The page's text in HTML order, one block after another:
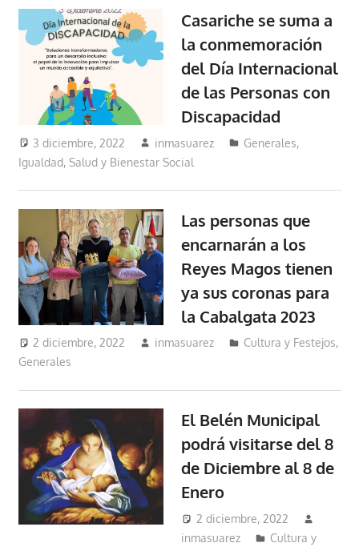
Casariche se suma a
la conmemoración
del Día Internacional
de las Personas con
Discapacidad
3 diciembre, 2022 inmasuarez Generales,
Igualdad, Salud y Bienestar Social
Las personas que
encarnarán a los
Reyes Magos tienen
ya sus coronas para
la Cabalgata 2023
2 diciembre, 2022 inmasuarez Cultura y Festejos,
Generales
El Belén Municipal
podrá visitarse del 8
de Diciembre al 8 de
Enero
2 diciembre, 2022
inmasuarez
Cultura y